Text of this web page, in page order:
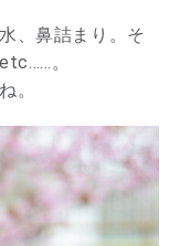
、鼻詰まり。そ
。
。